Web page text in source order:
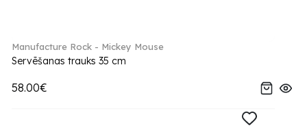
Manufacture Rock - Mickey Mouse
Servēšanas trauks 35 cm
58.00€